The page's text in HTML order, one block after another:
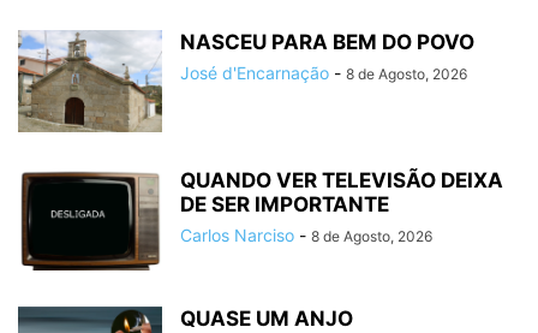
NASCEU PARA BEM DO POVO
José d'Encarnação - 8 de Agosto, 2026
QUANDO VER TELEVISÃO DEIXA
DE SER IMPORTANTE
Carlos Narciso - 8 de Agosto, 2026
QUASE UM ANJO